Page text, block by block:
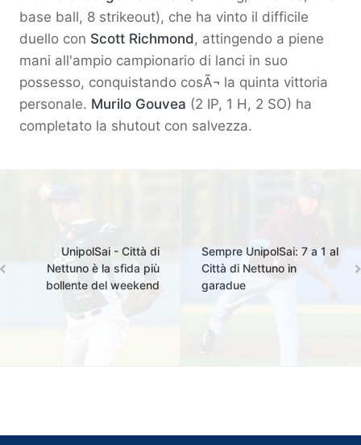
base ball, 8 strikeout), che ha vinto il difficile
duello con Scott Richmond, attingendo a piene
mani all'ampio campionario di lanci in suo
possesso, conquistando cosÃ¬ la quinta vittoria
personale. Murilo Gouvea (2 IP, 1 H, 2 SO) ha
completato la shutout con salvezza.
UnipolSai - Città di
Nettuno è la sfida più
bollente del weekend
Sempre UnipolSai: 7 a 1 al
Città di Nettuno in
garadue